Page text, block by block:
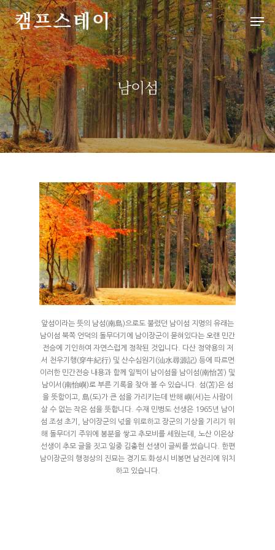
Hit enter to search or ESC to close
남이섬
앞섬이라는 뜻의 남섬(南島)으로도 불렸던 남이섬 지명의 유래는
남이섬 북쪽 언덕의 돌무더기에 남이장군이 묻혀있다는 오랜 민간
전승에 기인하여 자연스럽게 정착된 것입니다. 다산 정약용의 저
서 천우기행(穿牛紀行) 및 산수심원기(汕水尋源記) 등에 따르면
이러한 민간전승 내용과 함께 일찍이 남이섬을 남이섬(南怡苫) 및
남이서(南怡嶼)로 부른 기록을 찾아 볼 수 있습니다. 섬(苫)은 섬
을 뜻함이고, 島(도)가 큰 섬을 가리키는데 반해 嶼(서)는 사람이
살 수 없는 작은 섬을 뜻합니다. 수재 민병도 선생은 1965년 남이
섬 조성 초기, 남이장군의 넋을 위로하고 장군의 기상을 기리기 위
해 돌무더기 주위에 봉분을 쌓고 추모비를 세웠는데, 노산 이은상
선생이 추모 글을 짓고 일중 김충현 선생이 글씨를 썼습니다. 한편
남이장군의 행정상의 진묘는 경기도 화성시 비봉면 남전리에 위치
하고 있습니다.
처음으로
배치도
인사말
외부풍경
배치도
파쇄석
데크
풀타프 에어존
에코하우스
프리미엄 오토캠핑
프리미엄 화이트
스페셜
수영장
계곡
트렘폴린
예약안내
예약안내
실시간예약
여행지
오시는길